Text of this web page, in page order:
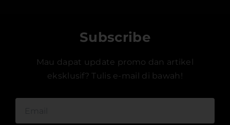
Subscribe
Mau dapat update promo dan artikel
eksklusif? Tulis e-mail di bawah!